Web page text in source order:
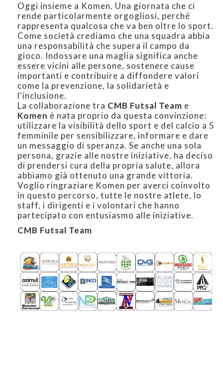
Oggi insieme a Komen. Una giornata che ci
rende particolarmente orgogliosi, perché
rappresenta qualcosa che va ben oltre lo sport.
Come società crediamo che una squadra abbia
una responsabilità che supera il campo da
gioco. Indossare una maglia significa anche
essere vicini alle persone, sostenere cause
importanti e contribuire a diffondere valori
come la prevenzione, la solidarietà e
l'inclusione.
La collaborazione tra CMB Futsal Team e
Komen è nata proprio da questa convinzione:
utilizzare la visibilità dello sport e del calcio a 5
femminile per sensibilizzare, informare e dare
un messaggio di speranza. Se anche una sola
persona, grazie alle nostre iniziative, ha deciso
di prendersi cura della propria salute, allora
abbiamo già ottenuto una grande vittoria.
Voglio ringraziare Komen per averci coinvolto
in questo percorso, tutte le nostre atlete, lo
staff, i dirigenti e i volontari che hanno
partecipato con entusiasmo alle iniziative.
CMB Futsal Team